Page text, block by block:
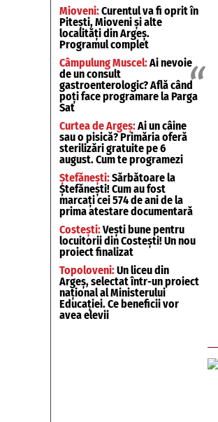
Mioveni:Curentul va fi oprit în
Pitești, Mioveni și alte
localități din Argeș.
Programul complet
Câmpulung Muscel:Ai nevoie
de un consult
gastroenterologic? Află când
poți face programare la Parga
Sat
Curtea de Argeș:Ai un câine
sau o pisică? Primăria oferă
sterilizări gratuite pe 6
august. Cum te programezi
Ștefănești:Sărbătoare la
Ștefănești! Cum au fost
marcați cei 574 de ani de la
prima atestare documentară
Costești:Vești bune pentru
locuitorii din Costești! Un nou
proiect finalizat
Topoloveni:Un liceu din
Argeș, selectat într-un proiect
național al Ministerului
Educației. Ce beneficii vor
avea elevii